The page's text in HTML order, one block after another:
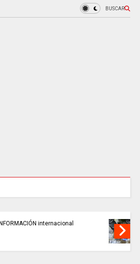
BUSCAR
TRABAJO....................si hay //